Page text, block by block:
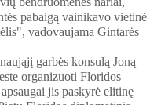
pabaigą vainikavo vietinė
vadovaujama Gintarės
garbės konsulą Joną
organizuoti Floridos
jis paskyrė elitinę